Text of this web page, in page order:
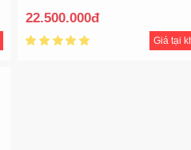
22.500.000đ
Giá tại